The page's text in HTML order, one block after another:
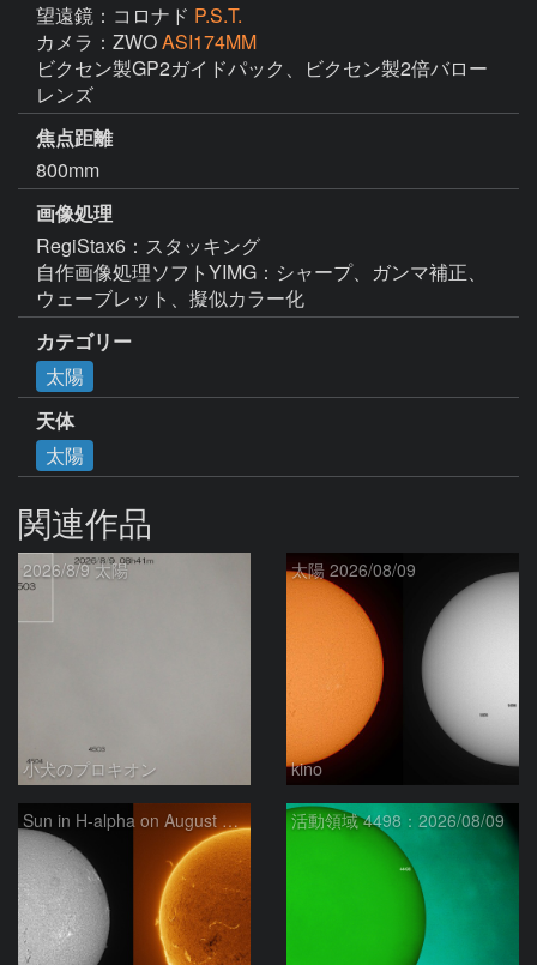
望遠鏡：コロナド P.S.T.
カメラ：ZWOASI174MM
ビクセン製GP2ガイドパック、ビクセン製2倍バロー
レンズ
焦点距離
800mm
画像処理
RegiStax6：スタッキング
自作画像処理ソフトYIMG：シャープ、ガンマ補正、
ウェーブレット、擬似カラー化
カテゴリー
太陽
天体
太陽
関連作品
2026/8/9 太陽
小犬のプロキオン
太陽 2026/08/09
kino
Sun in H-alpha on August 9, 2026 活動領域 4498：2026/08/09